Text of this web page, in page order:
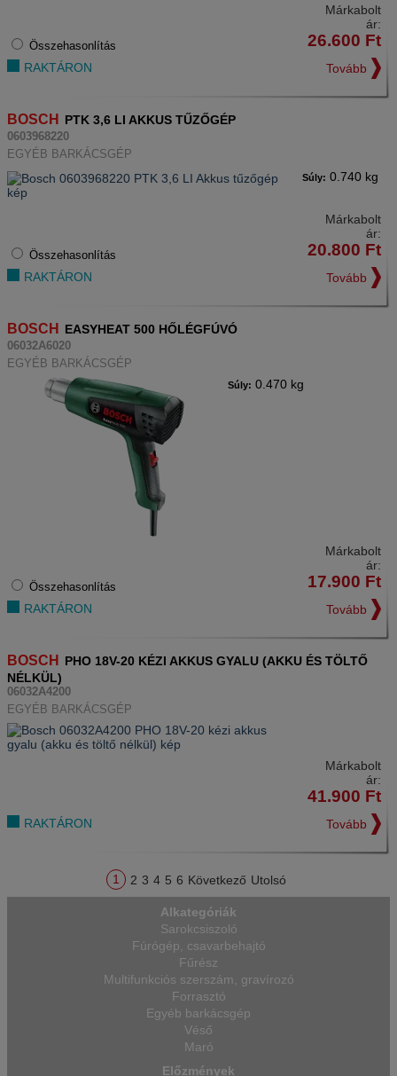
Összehasonlítás
RAKTÁRON
Márkabolt
ár:
26.600 Ft
Tovább
BOSCH PTK 3,6 LI AKKUS TŰZŐGÉP
0603968220
EGYÉB BARKÁCSGÉP
Súly: 0.740 kg
Összehasonlítás
RAKTÁRON
Márkabolt
ár:
20.800 Ft
Tovább
BOSCH EASYHEAT 500 HŐLÉGFÚVÓ
06032A6020
EGYÉB BARKÁCSGÉP
Súly: 0.470 kg
Összehasonlítás
RAKTÁRON
Márkabolt
ár:
17.900 Ft
Tovább
BOSCH
PHO 18V-20 KÉZI AKKUS GYALU (AKKU ÉS TÖLTŐ
NÉLKÜL)
06032A4200
EGYÉB BARKÁCSGÉP
RAKTÁRON
Márkabolt
ár:
41.900 Ft
Tovább
1 2 3 4 5 6 Következő Utolsó
Alkategóriák
Sarokcsiszoló
Fúrógép, csavarbehajtó
Fűrész
Multifunkciós szerszám, gravírozó
Forrasztó
Egyéb barkácsgép
Véső
Maró
Előzmények